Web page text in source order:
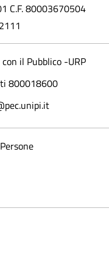
C.F. 80003670504
il Pubblico -URP
800018600​